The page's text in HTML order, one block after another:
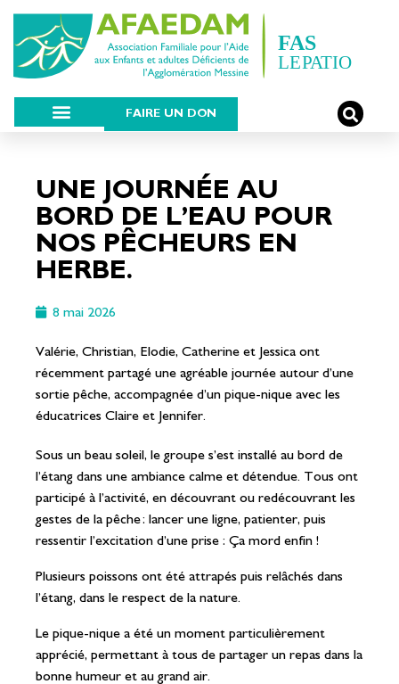
FAIRE UN DON
UNE JOURNÉE AU
BORD DE L’EAU POUR
NOS PÊCHEURS EN
HERBE.
8 mai 2026
Valérie, Christian, Elodie, Catherine et Jessica ont
récemment partagé une agréable journée autour d’une
sortie pêche, accompagnée d’un pique-nique avec les
éducatrices Claire et Jennifer.
Sous un beau soleil, le groupe s’est installé au bord de
l’étang dans une ambiance calme et détendue. Tous ont
participé à l’activité, en découvrant ou redécouvrant les
gestes de la pêche : lancer une ligne, patienter, puis
ressentir l’excitation d’une prise : Ça mord enfin !
Plusieurs poissons ont été attrapés puis relâchés dans
l’étang, dans le respect de la nature.
Le pique-nique a été un moment particulièrement
apprécié, permettant à tous de partager un repas dans la
bonne humeur et au grand air.